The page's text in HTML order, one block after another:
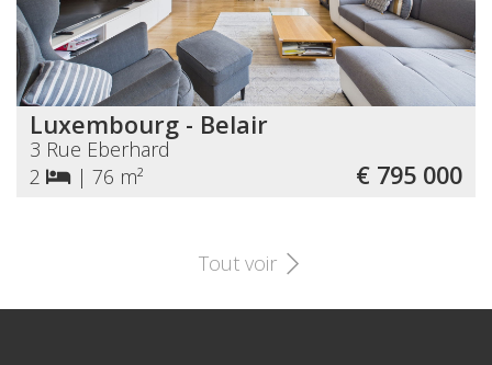
Luxembourg - Belair
3 Rue Eberhard
2
| 76 m² € 795 000
Tout voir